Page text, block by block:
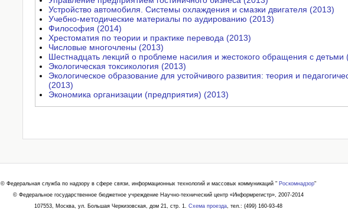
Устройство автомобиля. Системы охлаждения и смазки двигателя (2013)
Учебно-методические материалы по аудированию (2013)
Философия (2014)
Хрестоматия по теории и практике перевода (2013)
Числовые многочлены (2013)
Шестнадцать лекций о проблеме насилия и жестокого обращения с детьми
Экологическая токсикология (2013)
Экологическое образование для устойчивого развития: теория и
(2013)
Экономика организации (предприятия) (2013)
© Федеральная служба по надзору в сфере связи, информационных технологий и массовых коммуникаций " Роскомнадзор"
© Федеральное государственное бюджетное учреждение Научно-технический центр «Информрегистр», 2007-2014
107553, Москва, ул. Большая Черкизовская, дом 21, стр. 1. Схема проезда, тел.: (499) 160-93-48